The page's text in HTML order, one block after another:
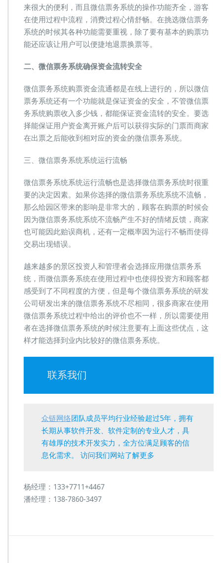
来很大的便利，而且微信票务系统的操作功能齐全，游客
在使用过程中流程，消费过程心情舒畅。在挑选微信票务
系统的时候其各种功能需要重视，除了要有基本的购票功
能还应该让用户可以便捷地退票换票等。
二、微信票务系统确保资金流转安全
微信票务系统购票资金流通都是在线上进行的，所以微信
票务系统还有一个功能就是保证资金的安全，不管微信票
务系统购票收入多少钱，都能保证资金流转的安全。要选
择能保证用户资金离开账户后可以获得实际的门票而商家
在出票之后能收到相对应的资金的微信票务系统。
三、微信票务系统系统运行流畅
微信票务系统系统运行流畅也是选择微信票务系统时很重
要的决定因素。如果你选择的微信票务系统系统不流畅，
那么给园区带来的影响是非常大的，顾客在购票的时候会
因为微信票务系统系统不流畅产生不好的情绪反馈，商家
也可能因此贻误商机，还有一定概率因为运行不畅而使得
交易出现错误。
越来越多的景区投资人和管理者会选择应用微信票务系
统，而微信票务系统在使用过程中也使得投资方和顾客都
感受到了不同程度的方便，但是每个微信票务系统的研发
公司研发出来的微信票务系统不尽相同，很多商家在使用
微信票务系统过程中给出的评价也不一样，所以需要使用
者在选择微信票务系统的时候注意要有上面这些优点，这
样才能选择到业内比较好的微信票务系统。
联系我们
众链网络团队成员平均行业经验超过5年，拥有
长期从事软件开发、软件定制的专业人才，具
有雄厚的技术开发实力，全方位满足顾客的信
息化需求。 访问我们网站了解更多
杨经理：133+7711+4467
潘经理：138-7860-3497